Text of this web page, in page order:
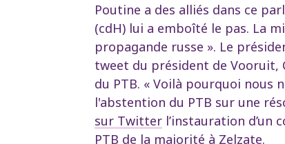
Poutine a des alliés dans ce
(cdH) lui a emboîté le pas. La
propagande russe ». Le
tweet du président de Vooruit,
du PTB. « Voilà pourquoi nous
l'abstention du PTB sur une
sur Twitter l’instauration d’un
PTB de la majorité à Zelzate.